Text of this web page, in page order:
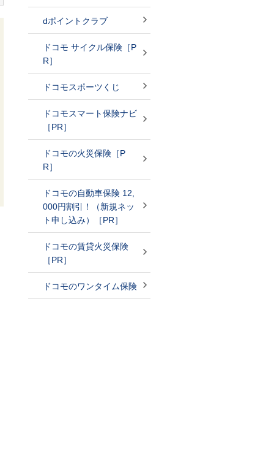
dポイントクラブ
ドコモ サイクル保険［P
R］
ドコモスポーツくじ
ドコモスマート保険ナビ
［PR］
ドコモの火災保険［P
R］
ドコモの自動車保険 12,
000円割引！（新規ネッ
ト申し込み）［PR］
ドコモの賃貸火災保険
［PR］
ドコモのワンタイム保険